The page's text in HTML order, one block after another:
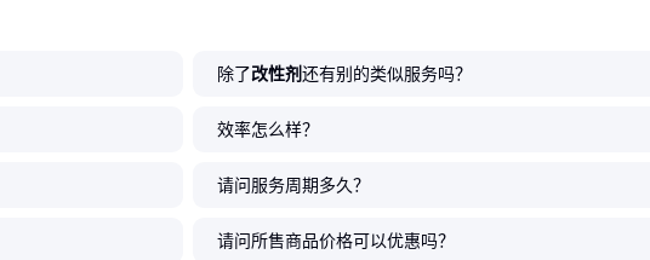
除了改性剂还有别的类似服务吗？
效率怎么样？
请问服务周期多久？
请问所售商品价格可以优惠吗？